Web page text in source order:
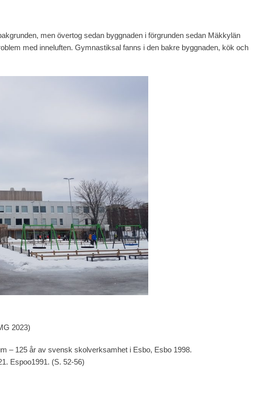
men övertog sedan byggnaden i förgrunden sedan Mäkkylän
med inneluften. Gymnastiksal fanns i den bakre byggnaden, kök och
2023)
– 125 år av svensk skolverksamhet i Esbo, Esbo 1998.
Espoo1991. (S. 52-56)